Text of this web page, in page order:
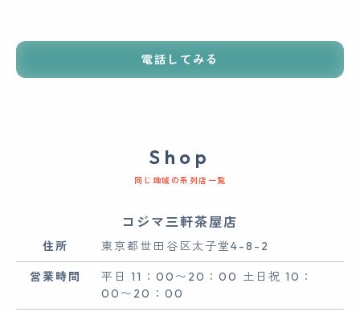
電話してみる
Shop
同じ地域の系列店一覧
コジマ三軒茶屋店
住所 東京都世田谷区太子堂4-8-2
営業時間
平日 11：00〜20：00 土日祝 10：
00〜20：00